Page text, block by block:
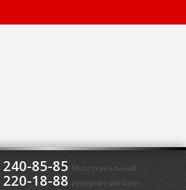
85-85 Многоканальный
220-18-88 Интернет-магазин